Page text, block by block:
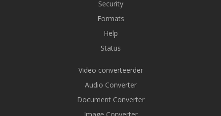
Security
Formats
Help
Status
Video converteerder
Audio Converter
Document Converter